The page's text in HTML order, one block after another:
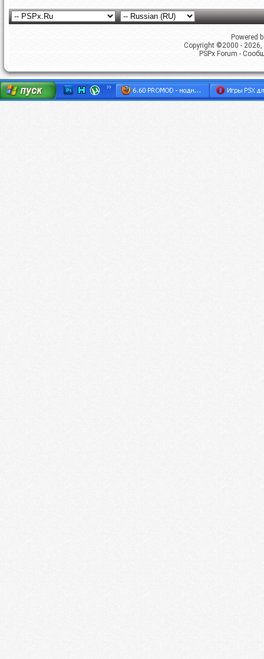
Powered
Copyright ©2000 -
PSPx Forum -